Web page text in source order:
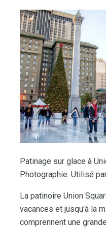
Patinage sur glace à
Photographie. Utilisé
La patinoire Union
vacances et jusqu'à la
comprennent une